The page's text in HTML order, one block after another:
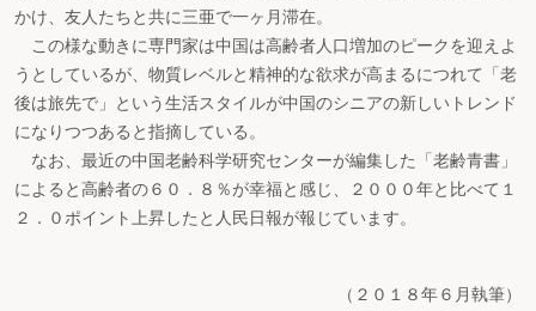
かけ、友人たちと共に三亜で一ヶ月滞在。
この様な動きに専門家は中国は高齢者人口増加のピークを迎えよ
うとしているが、物質レベルと精神的な欲求が高まるにつれて「老
後は旅先で」という生活スタイルが中国のシニアの新しいトレンド
になりつつあると指摘している。
なお、最近の中国老齢科学研究センターが編集した「老齢青書」
によると高齢者の６０．８％が幸福と感じ、２０００年と比べて１
２．０ポイント上昇したと人民日報が報じています。
（２０１８年６月執筆）